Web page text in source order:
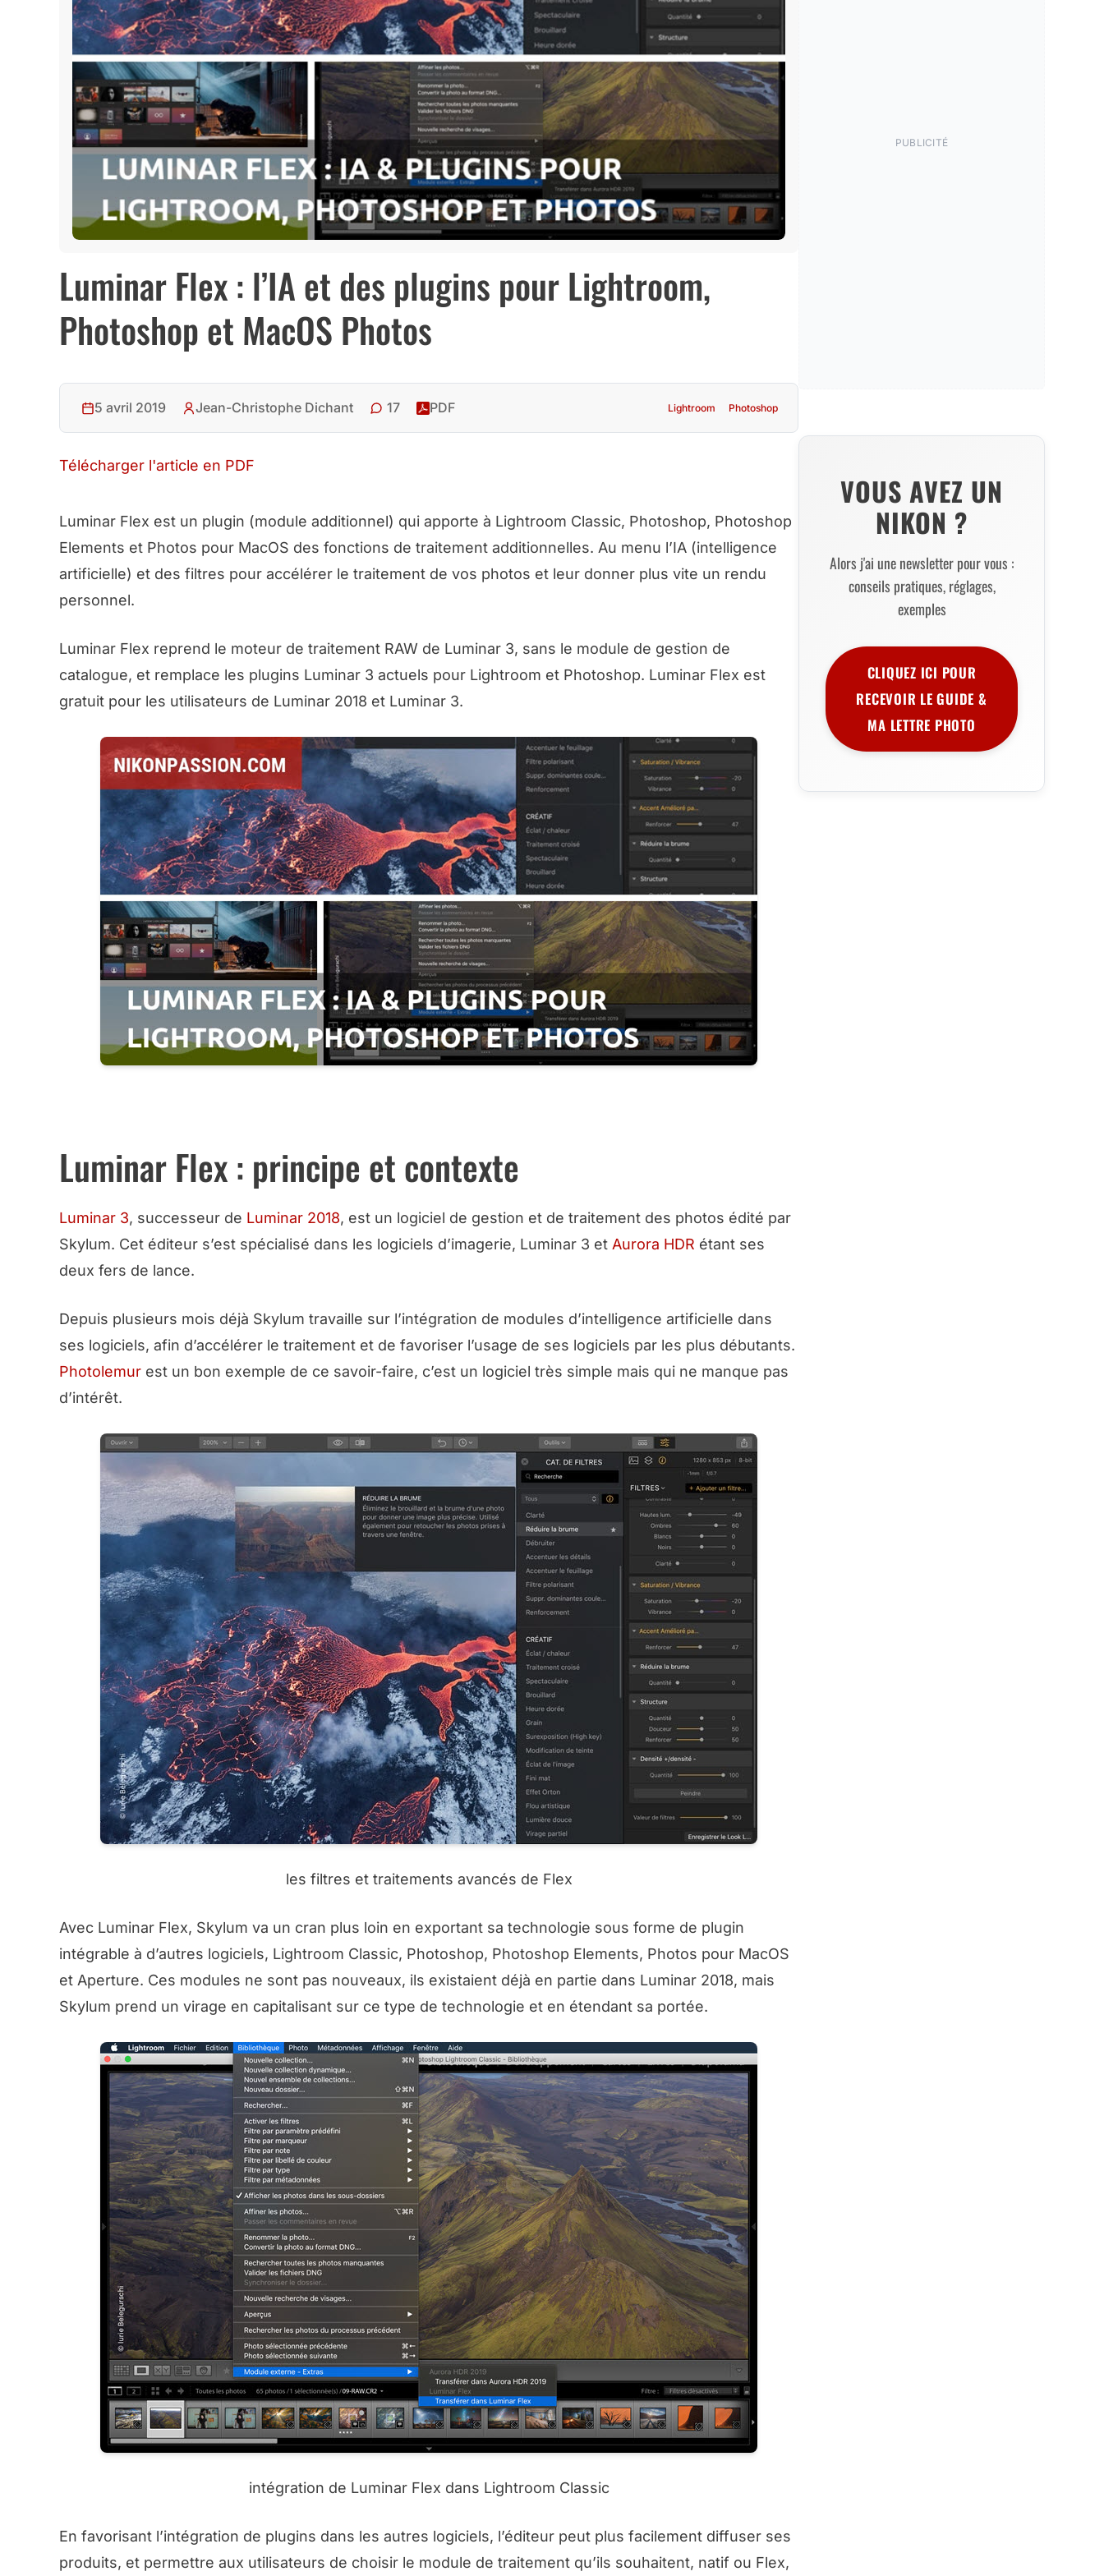
Luminar Flex : l’IA et des plugins pour Lightroom,
Photoshop et MacOS Photos
5 avril 2019 Jean-Christophe Dichant 17 PDF Lightroom Photoshop
Télécharger l'article en PDF
Luminar Flex est un plugin (module additionnel) qui apporte à Lightroom Classic, Photoshop, Photoshop
Elements et Photos pour MacOS des fonctions de traitement additionnelles. Au menu l’IA (intelligence
artificielle) et des filtres pour accélérer le traitement de vos photos et leur donner plus vite un rendu
personnel.
Luminar Flex reprend le moteur de traitement RAW de Luminar 3, sans le module de gestion de
catalogue, et remplace les plugins Luminar 3 actuels pour Lightroom et Photoshop. Luminar Flex est
gratuit pour les utilisateurs de Luminar 2018 et Luminar 3.
Luminar Flex : principe et contexte
Luminar 3, successeur de Luminar 2018, est un logiciel de gestion et de traitement des photos édité par
Skylum. Cet éditeur s’est spécialisé dans les logiciels d’imagerie, Luminar 3 et Aurora HDR étant ses
deux fers de lance.
Depuis plusieurs mois déjà Skylum travaille sur l’intégration de modules d’intelligence artificielle dans
ses logiciels, afin d’accélérer le traitement et de favoriser l’usage de ses logiciels par les plus débutants.
Photolemur est un bon exemple de ce savoir-faire, c’est un logiciel très simple mais qui ne manque pas
d’intérêt.
les filtres et traitements avancés de Flex
Avec Luminar Flex, Skylum va un cran plus loin en exportant sa technologie sous forme de plugin
intégrable à d’autres logiciels, Lightroom Classic, Photoshop, Photoshop Elements, Photos pour MacOS
et Aperture. Ces modules ne sont pas nouveaux, ils existaient déjà en partie dans Luminar 2018, mais
Skylum prend un virage en capitalisant sur ce type de technologie et en étendant sa portée.
intégration de Luminar Flex dans Lightroom Classic
En favorisant l’intégration de plugins dans les autres logiciels, l’éditeur peut plus facilement diffuser ses
produits, et permettre aux utilisateurs de choisir le module de traitement qu’ils souhaitent, natif ou Flex,
PUBLICITÉ
VOUS AVEZ UN
NIKON ?
Alors j'ai une newsletter pour vous :
conseils pratiques, réglages,
exemples
CLIQUEZ ICI POUR
RECEVOIR LE GUIDE &
MA LETTRE PHOTO